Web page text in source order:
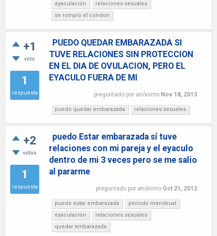
eyaculación
relaciones sexuales
se rompió el condon
+1
voto
1
respuesta
PUEDO QUEDAR EMBARAZADA SI
TUVE RELACIONES SIN PROTECCION
EN EL DIA DE OVULACION, PERO EL
EYACULO FUERA DE MI
preguntado por anónimo Nov 18, 2013
puedo quedar embarazada relaciones sexuales
+2
votos
1
respuesta
puedo Estar embarazada sí tuve
relaciones con mi pareja y el eyaculo
dentro de mi 3 veces pero se me salio
al pararme
preguntado por anónimo Oct 21, 2012
puedo estar embarazada
periodo menstrual
eyaculación
relaciones sexuales
quedar embarazada